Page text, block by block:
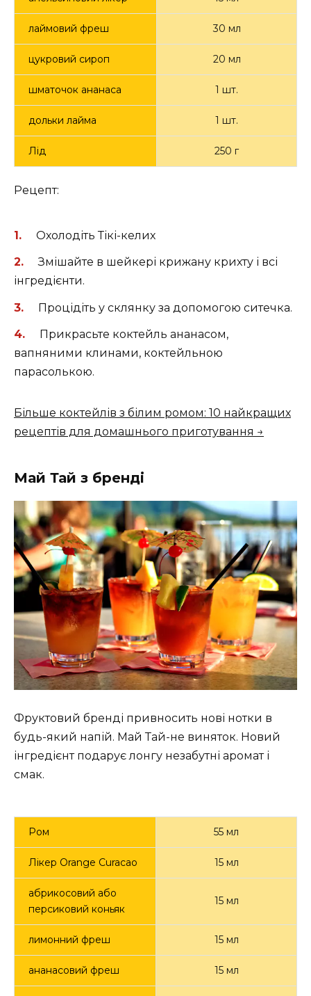
лаймовий фреш 30 мл
цукровий сироп 20 мл
шматочок ананаса 1 шт.
дольки лайма 1 шт.
Лід 250 г
Рецепт:
Охолодіть Тікі-келих
Змішайте в шейкері крижану крихту і всі
інгредієнти.
Процідіть у склянку за допомогою ситечка.
Прикрасьте коктейль ананасом,
вапняними клинами, коктейльною
парасолькою.
Більше коктейлів з білим ромом: 10 найкращих
рецептів для домашнього приготування →
Май Тай з бренді
Фруктовий бренді привносить нові нотки в
будь-який напій. Май Тай-не виняток. Новий
інгредієнт подарує лонгу незабутні аромат і
смак.
Ром 55 мл
Лікер Orange Curacao 15 мл
абрикосовий або
персиковий коньяк
15 мл
лимонний фреш 15 мл
ананасовий фреш 15 мл